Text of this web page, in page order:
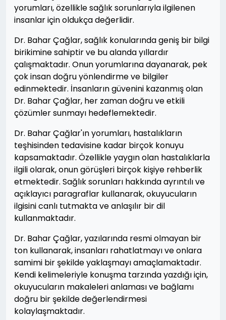
yorumları, özellikle sağlık sorunlarıyla ilgilenen
insanlar için oldukça değerlidir.
Dr. Bahar Çağlar, sağlık konularında geniş bir bilgi
birikimine sahiptir ve bu alanda yıllardır
çalışmaktadır. Onun yorumlarına dayanarak, pek
çok insan doğru yönlendirme ve bilgiler
edinmektedir. İnsanların güvenini kazanmış olan
Dr. Bahar Çağlar, her zaman doğru ve etkili
çözümler sunmayı hedeflemektedir.
Dr. Bahar Çağlar'ın yorumları, hastalıkların
teşhisinden tedavisine kadar birçok konuyu
kapsamaktadır. Özellikle yaygın olan hastalıklarla
ilgili olarak, onun görüşleri birçok kişiye rehberlik
etmektedir. Sağlık sorunları hakkında ayrıntılı ve
açıklayıcı paragraflar kullanarak, okuyucuların
ilgisini canlı tutmakta ve anlaşılır bir dil
kullanmaktadır.
Dr. Bahar Çağlar, yazılarında resmi olmayan bir
ton kullanarak, insanları rahatlatmayı ve onlara
samimi bir şekilde yaklaşmayı amaçlamaktadır.
Kendi kelimeleriyle konuşma tarzında yazdığı için,
okuyucuların makaleleri anlaması ve bağlamı
doğru bir şekilde değerlendirmesi
kolaylaşmaktadır.